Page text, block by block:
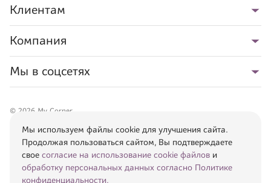
Мы используем файлы cookie для улучшения сайта.
Продолжая пользоваться сайтом, Вы подтверждаете
свое согласие на использование cookie файлов и
обработку персональных данных согласно Политике
конфиденциальности.
Клиентам
Компания
Мы в соцсетях
© 2026 My Corner
При использовании данного сайта, Вы подтверждаете свое согласие на
использование cookie файлов
обработку персональных данных
Информация, указанная на сайте, носит исключительно рекламный
характер. Все представленные материалы, фотографии, планировки,
проекты использованы с целью визуального представления о